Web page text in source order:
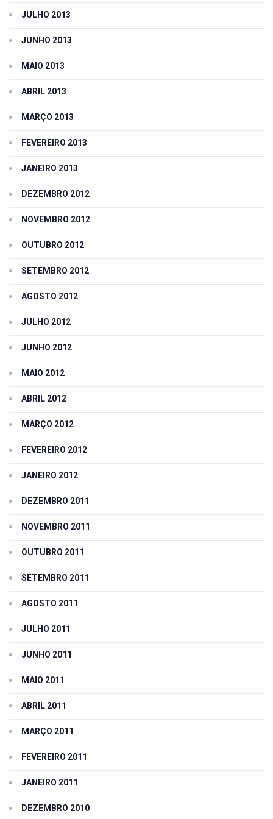
JULHO 2013
JUNHO 2013
MAIO 2013
ABRIL 2013
MARÇO 2013
FEVEREIRO 2013
JANEIRO 2013
DEZEMBRO 2012
NOVEMBRO 2012
OUTUBRO 2012
SETEMBRO 2012
AGOSTO 2012
JULHO 2012
JUNHO 2012
MAIO 2012
ABRIL 2012
MARÇO 2012
FEVEREIRO 2012
JANEIRO 2012
DEZEMBRO 2011
NOVEMBRO 2011
OUTUBRO 2011
SETEMBRO 2011
AGOSTO 2011
JULHO 2011
JUNHO 2011
MAIO 2011
ABRIL 2011
MARÇO 2011
FEVEREIRO 2011
JANEIRO 2011
DEZEMBRO 2010